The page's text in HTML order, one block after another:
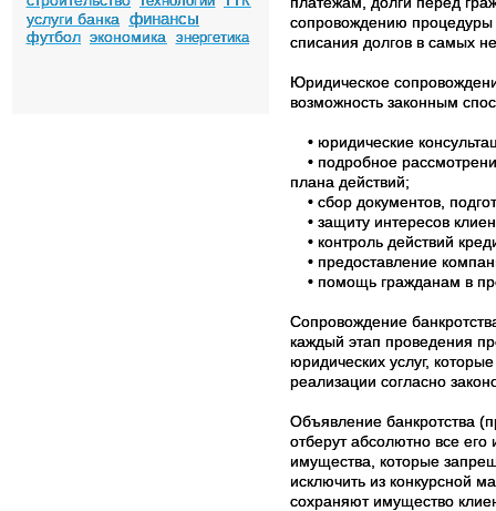
услуги банка финансы
футбол экономика энергетика
сопровождению процедуры
списания долгов в самых
Юридическое
возможность законным
• юридические
• подробное
плана действий;
• сбор документов,
• защиту интересов
• контроль действий
• предоставление
• помощь гражданам в
Сопровождение
каждый этап проведения
юридических услуг,
реализации согласно
Объявление банкротства
отберут абсолютно все
имущества, которые
исключить из конкурсной
сохраняют имущество